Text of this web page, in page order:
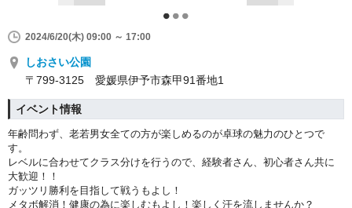
2024/6/20(木) 09:00 ～ 17:00
しおさい公園
〒799-3125 愛媛県伊予市森甲91番地1
イベント情報
年齢問わず、老若男女全ての方が楽しめるのが卓球の魅力のひとつで
す。
レベルに合わせてクラス分けを行うので、経験者さん、初心者さん共に
大歓迎！！
ガッツリ勝利を目指して戦うもよし！
メタボ解消！健康の為に楽しむもよし！楽しく汗を流しませんか？